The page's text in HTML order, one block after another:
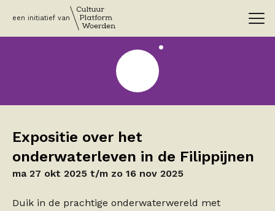
een initiatief van
Expositie over het
onderwaterleven in de Filippijnen
ma 27 okt 2025 t/m zo 16 nov 2025
Duik in de prachtige onderwaterwereld met